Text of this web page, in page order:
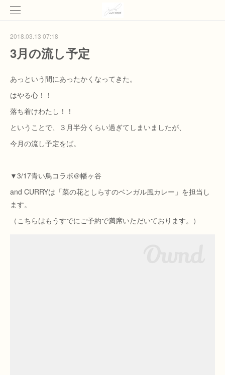
2018.03.13 07:18
3月の流し予定
あっという間にあったかくなってきた。
はやる心！！
落ち着けわたし！！
ということで、３月半分くらい過ぎてしまいましたが、
今月の流し予定をば。
▼3/17青い鳥コラボ＠幡ヶ谷
and CURRYは「菜の花としらすのベンガル風カレー」を担当し
ます。
（こちらはもうすでにご予約で満席いただいております。）